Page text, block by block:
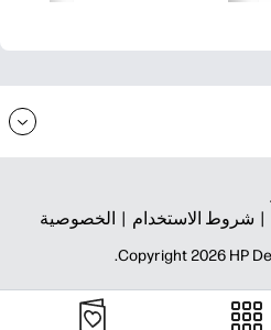
شروط الاستخدام | الخصوصية